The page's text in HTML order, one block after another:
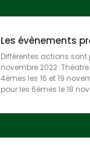
Les évènements
Différentes actions
novembre 2022
4èmes les 16 et 19
pour les 6èmes le 18